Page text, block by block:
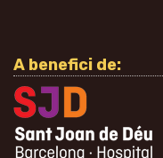
A benefici de: